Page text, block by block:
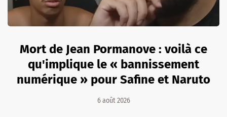
Mort de Jean Pormanove : voilà ce
qu'implique le « bannissement
numérique » pour Safine et Naruto
6 août 2026